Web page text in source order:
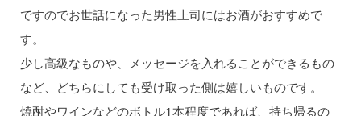
ですのでお世話になった男性上司にはお酒がおすすめで
す。
少し高級なものや、メッセージを入れることができるもの
など、どちらにしても受け取った側は嬉しいものです。
焼酎やワインなどのボトル1本程度であれば、持ち帰るの